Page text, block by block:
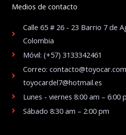
Medios de contacto
Calle 65 # 26 - 23 Barrio 7 de
Colombia
Móvil: (+57) 3133342461
Correo:
toyocardel7@hotmail.es
Lunes - viernes 8:00 am – 6:00
Sábado 8:30 am – 2:00 pm